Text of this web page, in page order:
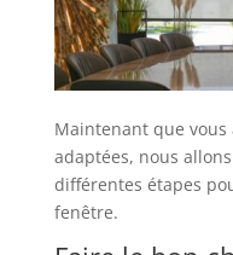
Maintenant que vous
adaptées, nous
différentes étapes
fenêtre.